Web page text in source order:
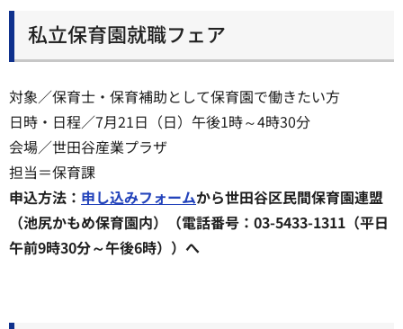
私立保育園就職フェア
対象／保育士・保育補助として保育園で働きたい方
日時・日程／7月21日（日）午後1時～4時30分
会場／世田谷産業プラザ
担当＝保育課
申込方法： 申し込みフォームから世田谷区民間保育園連盟
（池尻かもめ保育園内）（電話番号：03-5433-1311（平日
午前9時30分～午後6時））へ